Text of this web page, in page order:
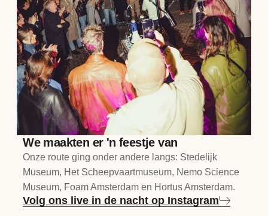
We maakten er 'n feestje van
Onze route ging onder andere langs: Stedelijk
Museum, Het Scheepvaartmuseum, Nemo Science
Museum, Foam Amsterdam en Hortus Amsterdam.
Volg ons live in de nacht op Instagram